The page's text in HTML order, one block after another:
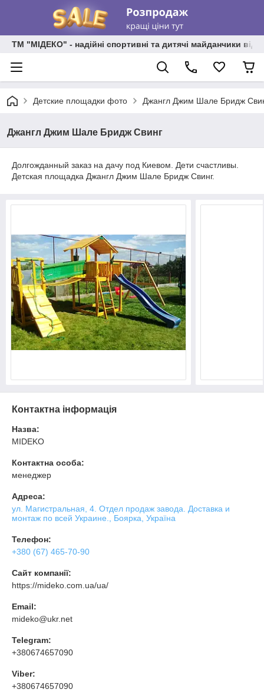
ТМ "МІДЕКО" - надійні спортивні та дитячі майданчики від
Детские площадки фото Джангл Джим Шале Бридж
Джангл Джим Шале Бридж Свинг
Долгожданный заказ на дачу под Киевом. Дети счастливы.
Детская площадка Джангл Джим Шале Бридж Свинг.
Контактна інформація
Назва:
MIDEKO
Контактна особа:
менеджер
Адреса:
ул. Магистральная, 4. Отдел продаж завода. Доставка и
монтаж по всей Украине., Боярка, Україна
Телефон:
+380 (67) 465-70-90
Сайт компанії:
https://mideko.com.ua/ua/
Email:
mideko@ukr.net
Telegram:
+380674657090
Viber:
+380674657090